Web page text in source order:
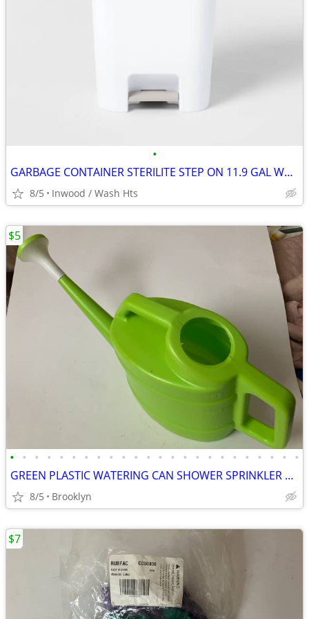
•
GARBAGE CONTAINER STERILITE STEP ON 11.9 GAL WHITE POLYPROPYLENE
8/5 Inwood / Wash Hts
• • • • • • • • • • • • • • • • • • • • • • • •
GREEN PLASTIC WATERING CAN SHOWER SPRINKLER HEAD FEED PLANTS OVAL TANK
8/5 Brooklyn
$5
$7